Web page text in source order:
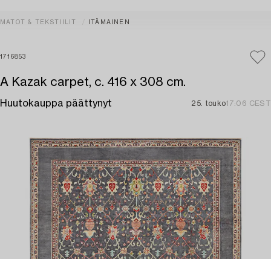
MATOT & TEKSTIILIT ITÄMAINEN
1716853
A Kazak carpet, c. 416 x 308 cm.
Huutokauppa päättynyt 25. touko17:06 CEST